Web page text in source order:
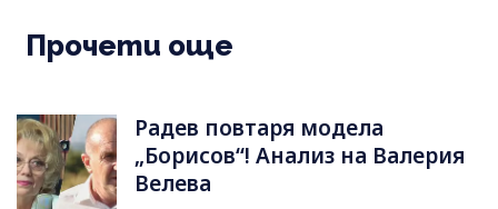
Прочети още
Радев повтаря модела
„Борисов“! Анализ на Валерия
Велева